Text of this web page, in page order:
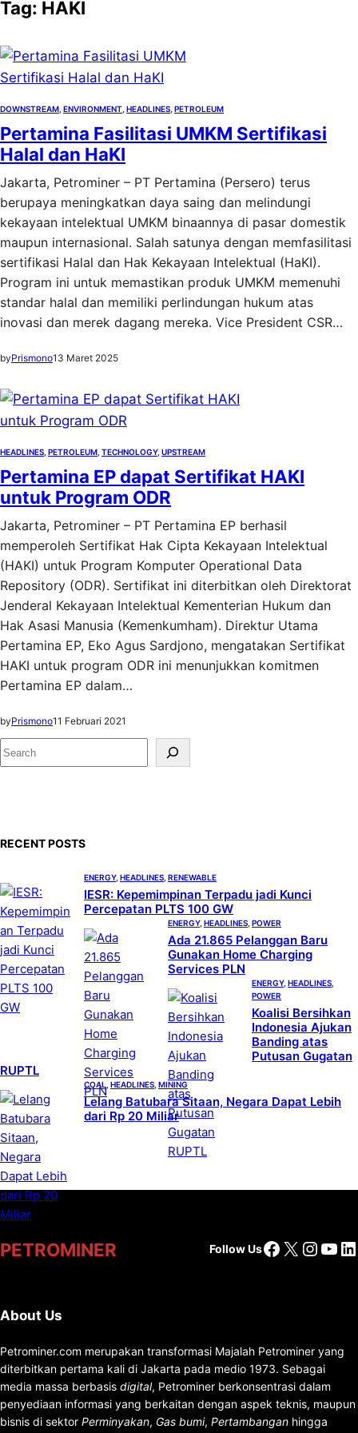
Tag: HAKI
DOWNSTREAM ENVIRONMENT HEADLINES PETROLEUM
Pertamina Fasilitasi UMKM Sertifikasi
Halal dan HaKI
Jakarta, Petrominer – PT Pertamina (Persero) terus
berupaya meningkatkan daya saing dan melindungi
kekayaan intelektual UMKM binaannya di pasar domestik
maupun internasional. Salah satunya dengan memfasilitasi
sertifikasi Halal dan Hak Kekayaan Intelektual (HaKI).
Program ini untuk memastikan produk UMKM memenuhi
standar halal dan memiliki perlindungan hukum atas
inovasi dan merek dagang mereka. Vice President CSR…
byPrismono13 Maret 2025
HEADLINES PETROLEUM TECHNOLOGY, UPSTREAM
Pertamina EP dapat Sertifikat HAKI
untuk Program ODR
Jakarta, Petrominer – PT Pertamina EP berhasil
memperoleh Sertifikat Hak Cipta Kekayaan Intelektual
(HAKI) untuk Program Komputer Operational Data
Repository (ODR). Sertifikat ini diterbitkan oleh Direktorat
Jenderal Kekayaan Intelektual Kementerian Hukum dan
Hak Asasi Manusia (Kemenkumham). Direktur Utama
Pertamina EP, Eko Agus Sardjono, mengatakan Sertifikat
HAKI untuk program ODR ini menunjukkan komitmen
Pertamina EP dalam…
byPrismono11 Februari 2021
S
e
RECENT POSTS
ENERGY, HEADLINES RENEWABLE
IESR: Kepemimpinan Terpadu jadi Kunci
Percepatan PLTS 100 GW
ENERGY, HEADLINES POWER
Ada 21.865 Pelanggan Baru
Gunakan Home Charging
Services PLN
ENERGY, HEADLINES
POWER
Koalisi Bersihkan
Indonesia Ajukan
Banding atas
Putusan Gugatan
RUPTL
COAL HEADLINES MINING
Lelang Batubara Sitaan, Negara Dapat Lebih
dari Rp 20 Miliar
PETROMINER Follow UsFacebook
X
About Us
Petrominer.com merupakan transformasi Majalah Petrominer yang
diterbitkan pertama kali di Jakarta pada medio 1973. Sebagai
media massa berbasis digital, Petrominer berkonsentrasi dalam
penyediaan informasi yang berkaitan dengan aspek teknis, maupun
bisnis di sektor Perminyakan, Gas bumi, Pertambangan hingga